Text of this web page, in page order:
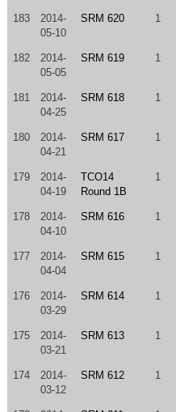
183
2014-
05-10
SRM 620 1
182
2014-
05-05
SRM 619 1
181
2014-
04-25
SRM 618 1
180
2014-
04-21
SRM 617 1
179
2014-
04-19
TCO14
Round 1B
1
178
2014-
04-10
SRM 616 1
177
2014-
04-04
SRM 615 1
176
2014-
03-29
SRM 614 1
175
2014-
03-21
SRM 613 1
174
2014-
03-12
SRM 612 1